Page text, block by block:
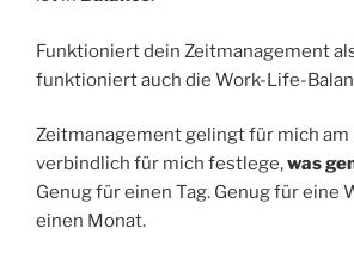
Funktioniert dein Zeitmanagement
funktioniert auch die Work-Life-
Zeitmanagement gelingt für mich am
verbindlich für mich festlege,was
Genug für einen Tag. Genug für eine
einen Monat.